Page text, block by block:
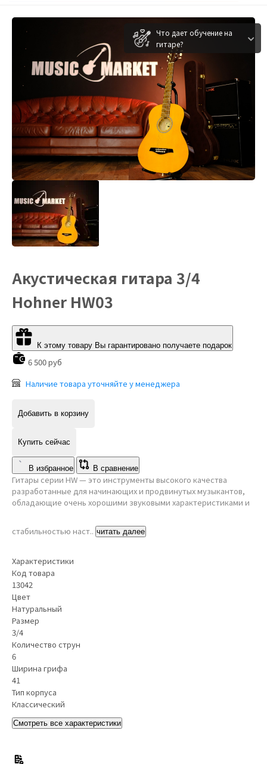
Что дает обучение на
гитаре?
Акустическая гитара 3/4
Hohner HW03
К этому товару Вы гарантировано получаете подарок
6 500 руб
Наличие товара уточняйте у менеджера
Добавить в корзину
Купить сейчас
В избранное В сравнение
Гитары серии HW — это инструменты высокого качества
разработанные для начинающих и продвинутых музыкантов,
обладающие очень хорошими звуковыми характеристиками и
стабильностью наст.. читать далее
Характеристики
Код товара
13042
Цвет
Натуральный
Размер
3/4
Количество струн
6
Ширина грифа
41
Тип корпуса
Классический
Смотреть все характеристики